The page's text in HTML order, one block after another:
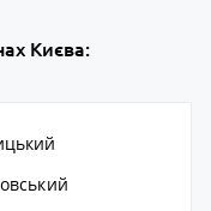
Києва: